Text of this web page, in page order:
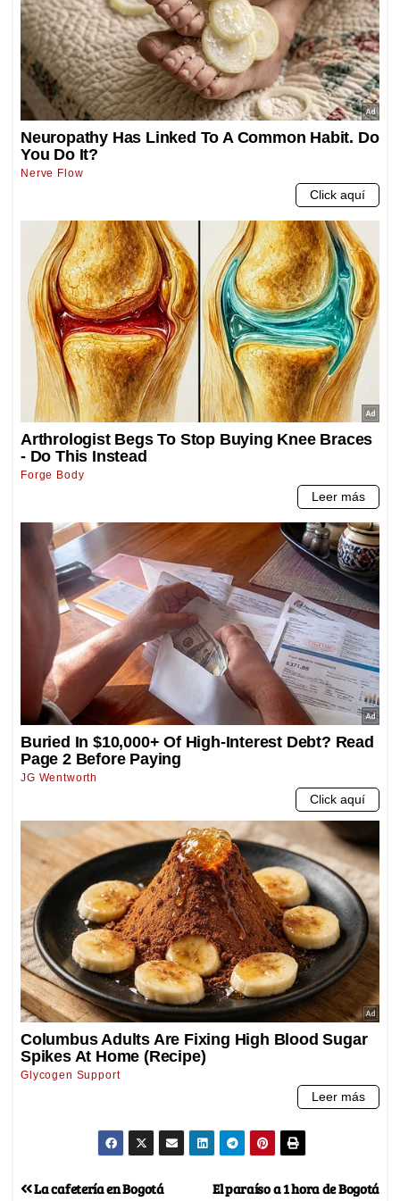
El paraíso a 1 hora de Bogotá
La cafetería en Bogotá